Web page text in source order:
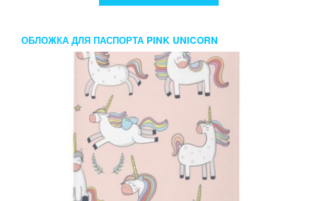
ОБЛОЖКА ДЛЯ ПАСПОРТА PINK UNICORN